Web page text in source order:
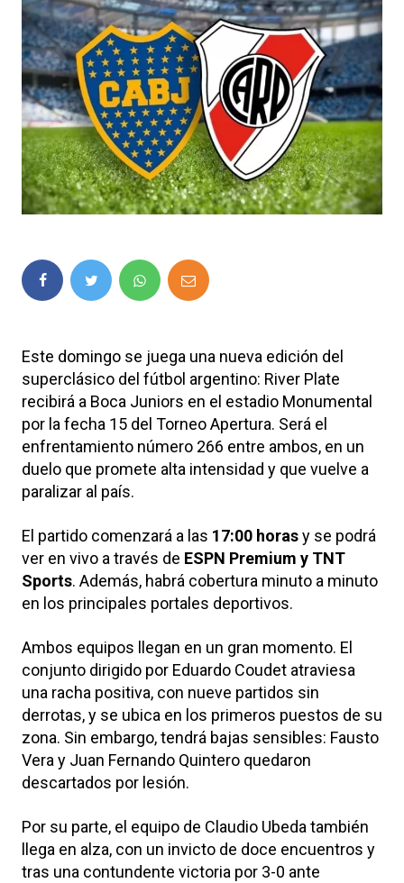
Este domingo se juega una nueva edición del
superclásico del fútbol argentino: River Plate
recibirá a Boca Juniors en el estadio Monumental
por la fecha 15 del Torneo Apertura. Será el
enfrentamiento número 266 entre ambos, en un
duelo que promete alta intensidad y que vuelve a
paralizar al país.
El partido comenzará a las 17:00 horasy se podrá
ver en vivo a través de ESPN Premium y TNT
Sports. Además, habrá cobertura minuto a minuto
en los principales portales deportivos.
Ambos equipos llegan en un gran momento. El
conjunto dirigido por Eduardo Coudet atraviesa
una racha positiva, con nueve partidos sin
derrotas, y se ubica en los primeros puestos de su
zona. Sin embargo, tendrá bajas sensibles: Fausto
Vera y Juan Fernando Quintero quedaron
descartados por lesión.
Por su parte, el equipo de Claudio Ubeda también
llega en alza, con un invicto de doce encuentros y
tras una contundente victoria por 3-0 ante